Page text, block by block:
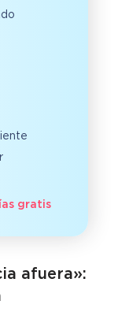
gratis
afuera»: